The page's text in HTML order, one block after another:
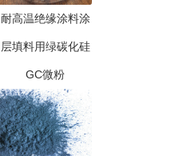
耐高温绝缘涂料涂
层填料用绿碳化硅
GC微粉